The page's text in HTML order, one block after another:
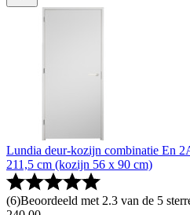
Lundia deur-kozijn combinatie En
211,5 cm (kozijn 56 x 90 cm)
(6)Beoordeeld met 2.3 van de 5